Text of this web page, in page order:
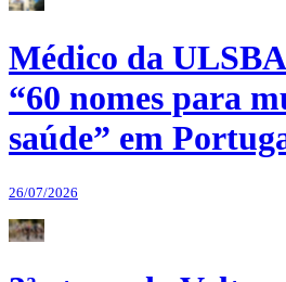
Médico da
“60 nomes para
saúde” em
26/07/2026